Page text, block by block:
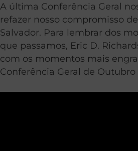
A última Conferência Geral
refazer nosso compromisso
Salvador. Para lembrar dos
que passamos, Eric D.
com os momentos mais
Conferência Geral de Outubro